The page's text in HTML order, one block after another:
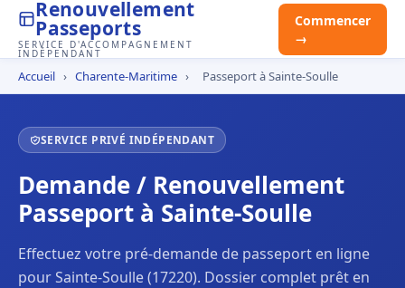
Renouvellement
Passeports
SERVICE D'ACCOMPAGNEMENT
INDÉPENDANT
Commencer
→
Accueil › Charente-Maritime › Passeport à Sainte-Soulle
SERVICE PRIVÉ INDÉPENDANT
Demande / Renouvellement
Passeport à Sainte-Soulle
Effectuez votre pré-demande de passeport en ligne
pour Sainte-Soulle (17220). Dossier complet prêt en